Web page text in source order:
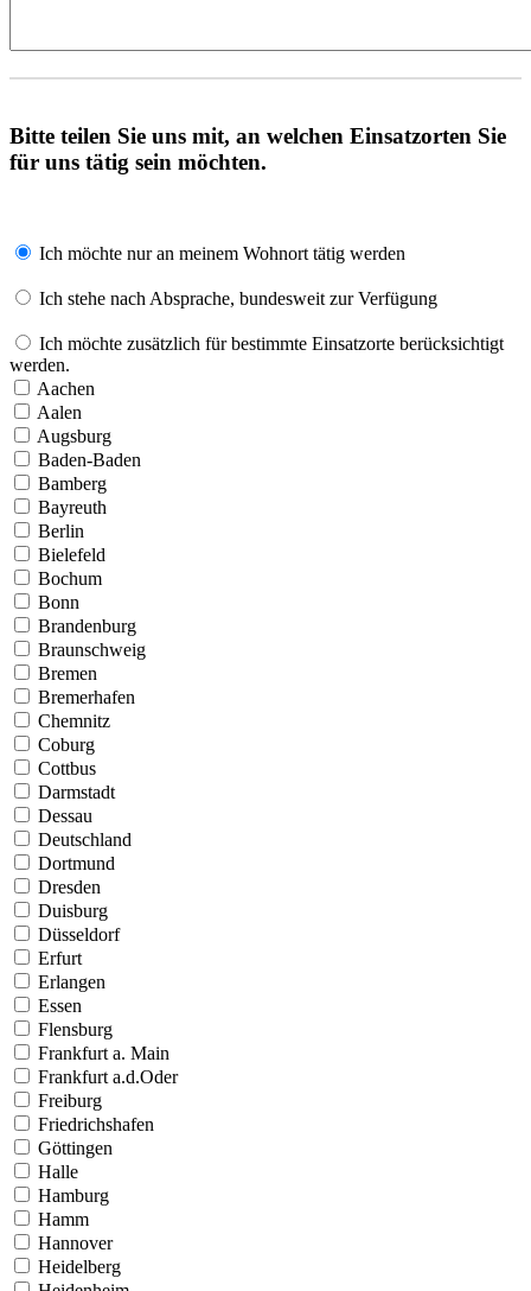
Bitte teilen Sie uns mit, an welchen Einsatzorten Sie
für uns tätig sein möchten.
Ich möchte nur an meinem Wohnort tätig werden
Ich stehe nach Absprache, bundesweit zur Verfügung
Ich möchte zusätzlich für bestimmte Einsatzorte berücksichtigt
werden.
Aachen
Aalen
Augsburg
Baden-Baden
Bamberg
Bayreuth
Berlin
Bielefeld
Bochum
Bonn
Brandenburg
Braunschweig
Bremen
Bremerhafen
Chemnitz
Coburg
Cottbus
Darmstadt
Dessau
Deutschland
Dortmund
Dresden
Duisburg
Düsseldorf
Erfurt
Erlangen
Essen
Flensburg
Frankfurt a. Main
Frankfurt a.d.Oder
Freiburg
Friedrichshafen
Göttingen
Halle
Hamburg
Hamm
Hannover
Heidelberg